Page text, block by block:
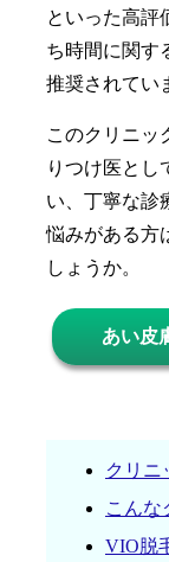
といった高評
ち時間に関す
推奨されてい
このクリニッ
りつけ医とし
い、丁寧な診
悩みがある方
しょうか。
あい皮
クリニ
こんな
VIO脱